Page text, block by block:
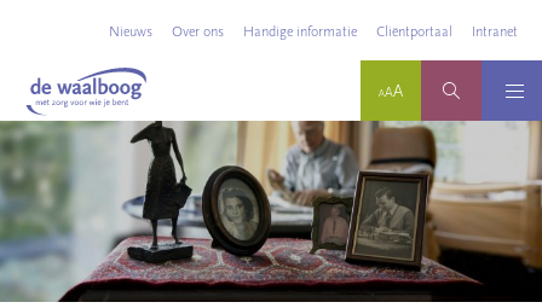
Nieuws Over ons Handige informatie Cliëntportaal Intranet